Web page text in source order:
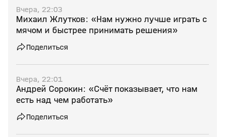
Вчера, 22:03
Михаил Жлутков: «Нам нужно лучше играть с
мячом и быстрее принимать решения»
Поделиться
Вчера, 22:01
Андрей Сорокин: «Счёт показывает, что нам
есть над чем работать»
Поделиться